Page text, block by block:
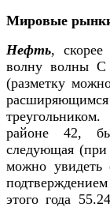
Мировые
Нефть, скорее
волну волны С
(разметку
районе 42,
следующая
можно увидеть
этого года